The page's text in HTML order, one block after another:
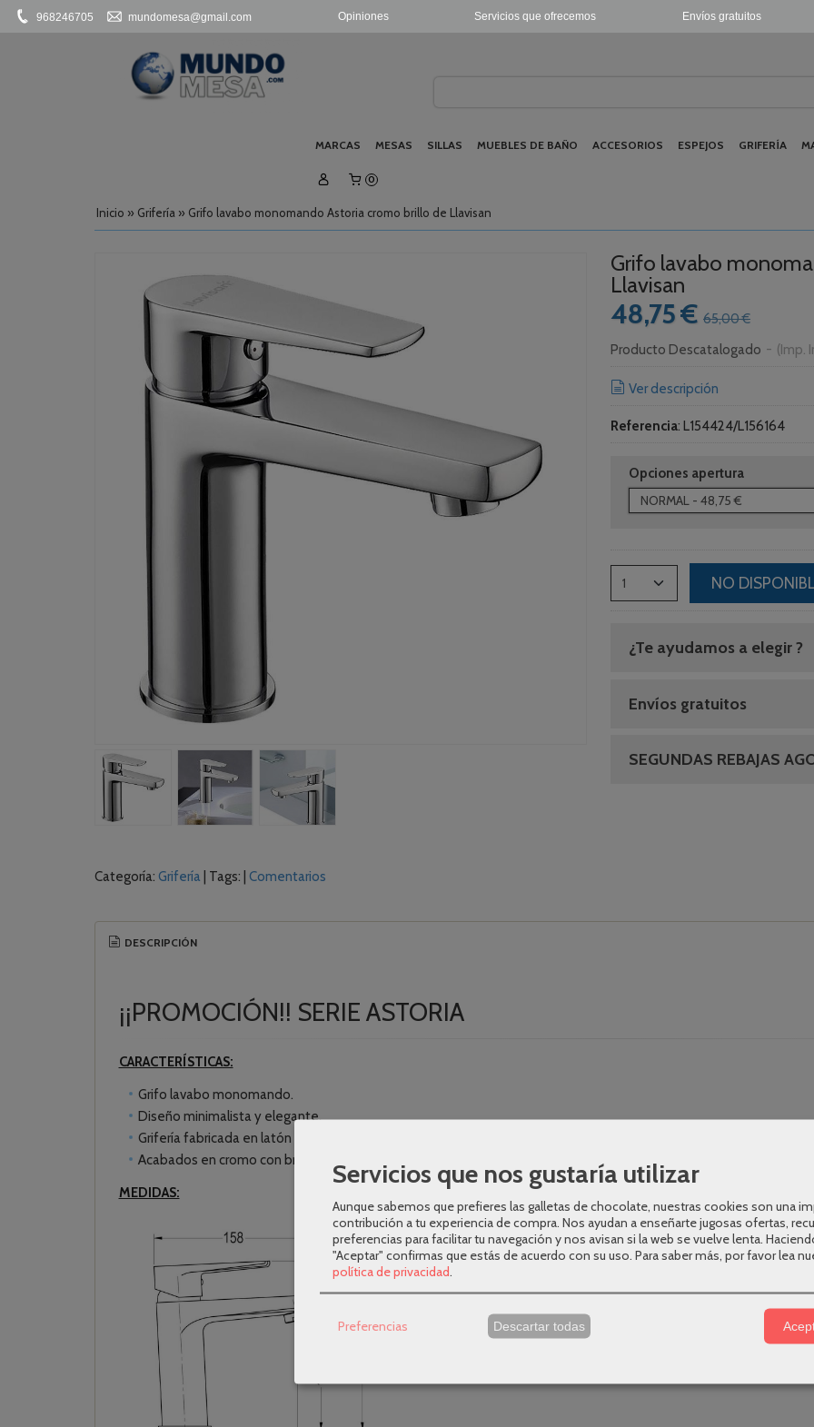
Envíos gratuitos
Servicios que ofrecemos
Opiniones
968246705 mundomesa@gmail.com
MARCAS MESAS SILLAS MUEBLES DE BAÑO ACCESORIOS ESPEJOS GRIFERÍA
0
Inicio » Grifería » Grifo lavabo monomando Astoria cromo brillo de Llavisan
Grifo lavabo
Llavisan
48,75 € 65,00 €
Producto Descatalogado - (Imp.
Ver descripción
Referencia: L154424/L156164
Opciones apertura
NO
¿Te ayudamos a elegir ?
Envíos gratuitos
SEGUNDAS REBAJAS
Categoría: Grifería Tags: Comentarios
DESCRIPCIÓN
¡¡PROMOCIÓN!! SERIE ASTORIA
CARACTERÍSTICAS:
Grifo lavabo monomando.
Diseño minimalista y elegante.
Grifería fabricada en latón de alta calidad.
Acabados en cromo con brillo.
MEDIDAS:
Servicios que nos gustaría utilizar
Aunque sabemos que prefieres las galletas de chocolate, nuestras cookies son una
contribución a tu experiencia de compra. Nos ayudan a enseñarte jugosas ofertas,
preferencias para facilitar tu navegación y nos avisan si la web se vuelve lenta.
"Aceptar" confirmas que estás de acuerdo con su uso. Para saber más, por favor lea
política de privacidad
Preferencias Descartar todas